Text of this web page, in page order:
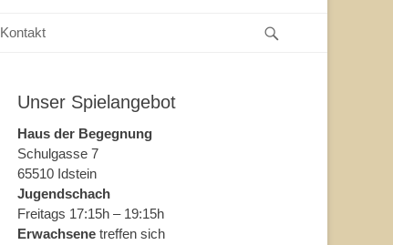
Kontakt
Unser Spielangebot
Haus der Begegnung
Schulgasse 7
65510 Idstein
Jugendschach
Freitags 17:15h – 19:15h
Erwachsene treffen sich